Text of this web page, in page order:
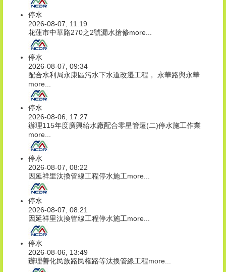
停水
2026-08-07, 11:19
花蓮市中華路270之2號漏水搶修more...
停水
2026-08-07, 09:34
配合水利局永康區污水下水道改遷工程， 永華路與永華
more...
停水
2026-08-06, 17:27
辦理115年度廣興給水廠配合零星管遷(二)停水施工作業
more...
停水
2026-08-07, 08:22
因延祥里汰換管線工程停水施工more...
停水
2026-08-07, 08:21
因延祥里汰換管線工程停水施工more...
停水
2026-08-06, 13:49
辦理善化民族路民權路等汰換管線工程more...